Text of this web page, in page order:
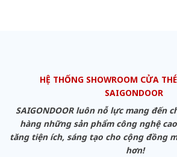
HỆ THỐNG SHOWROOM CỬA
SAIGONDOOR
SAIGONDOOR luôn nỗ lực mang đến
hàng những sản phẩm công nghệ
tăng tiện ích, sáng tạo cho cộng đồng
hơn!